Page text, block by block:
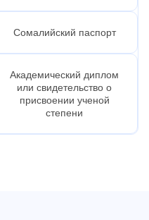
Сомалийский паспорт
Академический диплом
или свидетельство о
присвоении ученой
степени